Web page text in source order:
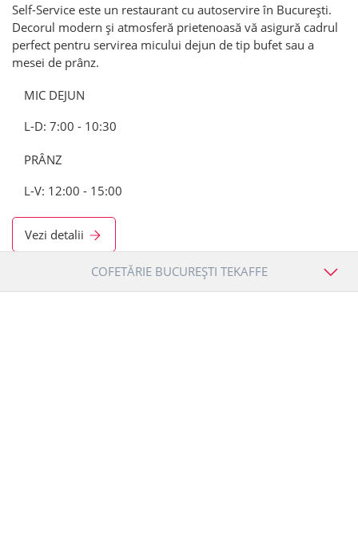
Self-Service este un restaurant cu autoservire în București.
Decorul modern și atmosferă prietenoasă vă asigură cadrul
perfect pentru servirea micului dejun de tip bufet sau a
mesei de prânz.
MIC DEJUN
L-D: 7:00 - 10:30
PRÂNZ
L-V: 12:00 - 15:00
Vezi detalii
COFETĂRIE BUCUREȘTI TEKAFFE